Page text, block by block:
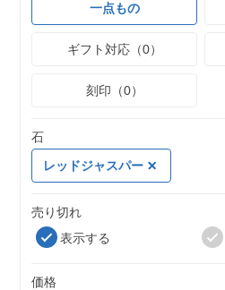
一点もの
ギフト対応（0）
刻印（0）
石
レッドジャスパー
売り切れ
表示する
価格